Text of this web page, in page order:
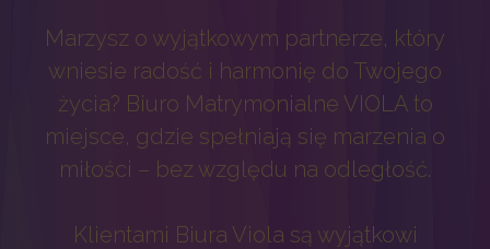
Marzysz o wyjątkowym partnerze, który
wniesie radość i harmonię do Twojego
życia? Biuro Matrymonialne VIOLA to
miejsce, gdzie spełniają się marzenia o
miłości – bez względu na odległość.
Klientami Biura Viola są wyjątkowi